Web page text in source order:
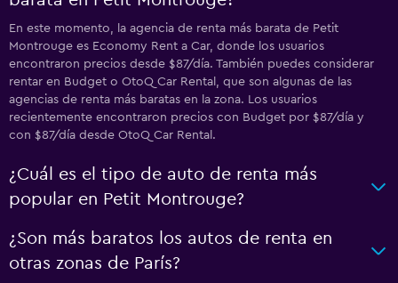
En este momento, la agencia de renta más barata de Petit
Montrouge es Economy Rent a Car, donde los usuarios
encontraron precios desde $87/día. También puedes considerar
rentar en Budget o OtoQ Car Rental, que son algunas de las
agencias de renta más baratas en la zona. Los usuarios
recientemente encontraron precios con Budget por $87/día y
con $87/día desde OtoQ Car Rental.
¿Cuál es el tipo de auto de renta más
popular en Petit Montrouge?
¿Son más baratos los autos de renta en
otras zonas de París?